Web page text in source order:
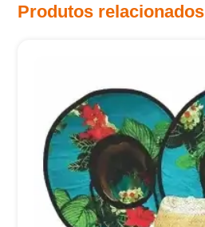
Produtos relacionados